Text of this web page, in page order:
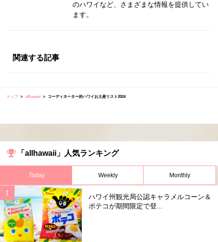
のハワイなど、さまざまな情報を提供してい
ます。
関連する記事
トップ allhawaii コーディネーター的ハワイお土産リスト2024
「allhawaii」人気ランキング
Today Weekly Monthly
ハワイ州観光局公認キャラメルコーン＆
ポテコが期間限定で登...